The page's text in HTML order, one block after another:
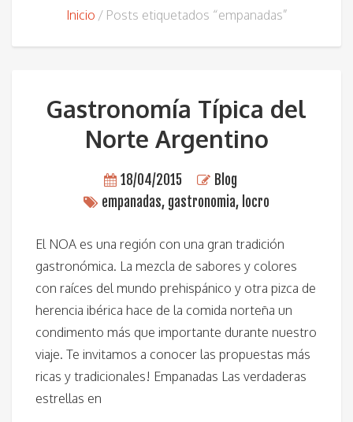
Inicio Posts etiquetados “empanadas”
Gastronomía Típica del
Norte Argentino
18/04/2015
Blog
empanadas, gastronomia, locro
El NOA es una región con una gran tradición
gastronómica. La mezcla de sabores y colores
con raíces del mundo prehispánico y otra pizca de
herencia ibérica hace de la comida norteña un
condimento más que importante durante nuestro
viaje. Te invitamos a conocer las propuestas más
ricas y tradicionales! Empanadas Las verdaderas
estrellas en